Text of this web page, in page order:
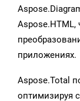
Aspose.HTML,
приложениях.
Aspose.Total
оптимизируя